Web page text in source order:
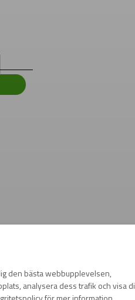
den bästa webbupplevelsen,
analysera dess trafik och visa